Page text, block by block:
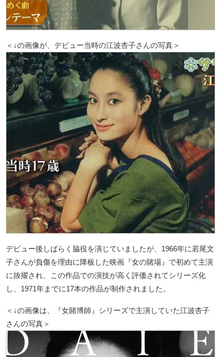
＜↓の画像が、デビュー当時の江波杏子さんの写真＞
デビュー後しばらく脇役を演じていましたが、1966年に若尾文
子さんが負傷を理由に降板した映画『女の賭場』で初めて主演
に抜擢され、この作品での演技が高く評価されてシリーズ化
し、1971年までに17本の作品が制作されました。
＜↓の画像は、『女賭博師』シリーズで主演していた江波杏子
さんの写真＞